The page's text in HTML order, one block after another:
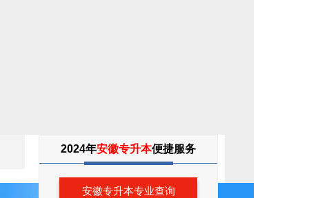
2024年安徽专升本便捷服务
安徽专升本专业查询
生